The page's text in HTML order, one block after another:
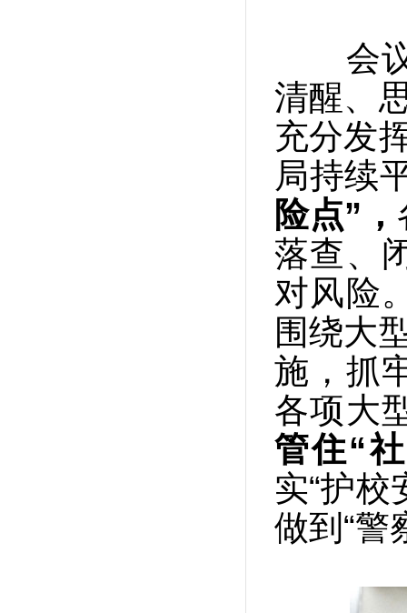
会议
清醒、
充分发
局持续
险点”，
落查、
对风险
围绕大
施，抓
各项大
管住“
实“护校
做到“警